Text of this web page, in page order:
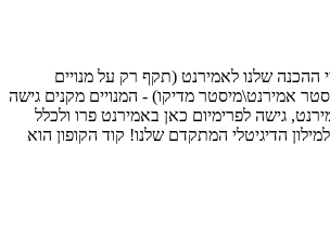
ההכנה שלנו לאמירנט (תקף רק על מנויים
אמירנט\מיסטר מדיקו) - המנויים מקנים גישה
גישה לפרימיום כאן באמירנט פרו ולכלל
הדיגיטלי המתקדם שלנו! קוד הקופון הוא